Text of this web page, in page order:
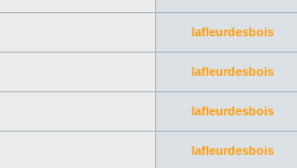
lafleurdesbois
lafleurdesbois
lafleurdesbois
lafleurdesbois